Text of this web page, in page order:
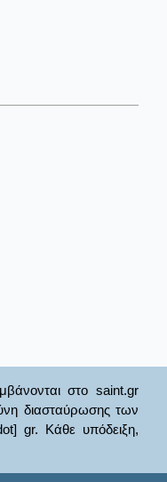
στο saint.gr
διασταύρωσης των
gr. Κάθε υπόδειξη,